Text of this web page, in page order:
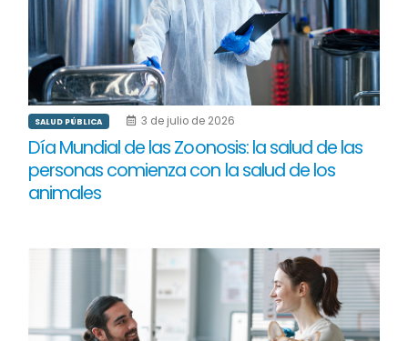
SALUD PÚBLICA 3 de julio de 2026
Día Mundial de las Zoonosis: la salud de las
personas comienza con la salud de los
animales